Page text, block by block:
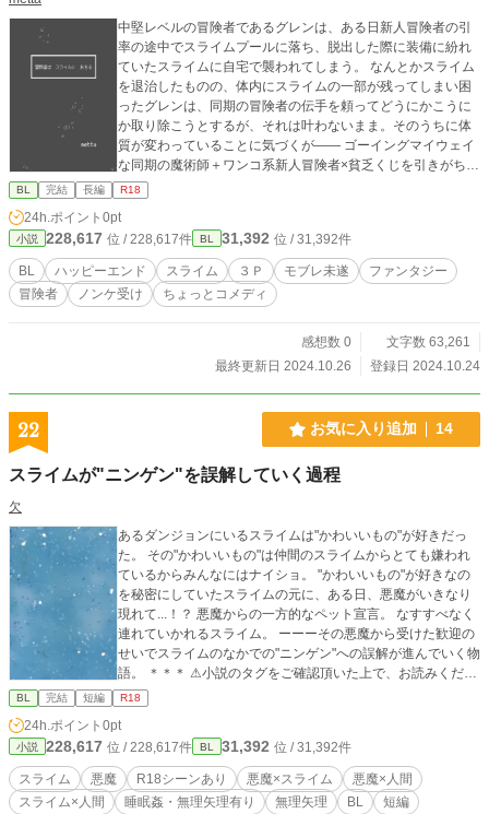
中堅レベルの冒険者であるグレンは、ある日新人冒険者の引
率の途中でスライムプールに落ち、脱出した際に装備に紛れ
ていたスライムに自宅で襲われてしまう。 なんとかスライム
を退治したものの、体内にスライムの一部が残ってしまい困
ったグレンは、同期の冒険者の伝手を頼ってどうにかこうに
か取り除こうとするが、それは叶わないまま。そのうちに体
質が変わっていることに気づくが―― ゴーイングマイウェイ
な同期の魔術師＋ワンコ系新人冒険者×貧乏くじを引きがちな
中堅冒険者 ・スライム姦から始まって最終３Ｐのハッピーエ
ンドです。 ・シリアスではないし、暗くもないです。 設定は
あるようでそんなにないので、雰囲気でお読みください。
BL 完結 長編 R18
24h.ポイント 0pt
小説 228,617 位 / 228,617件 BL 31,392 位 / 31,392件
BL ハッピーエンド スライム ３Ｐ モブレ未遂
ファンタジー
冒険者
ノンケ受け ちょっとコメディ
感想数 0
文字数 63,261
最終更新日 2024.10.26
登録日 2024.10.24
22 お気に入り追加 14
スライムが"ニンゲン"を誤解していく過程
欠
あるダンジョンにいるスライムは"かわいいもの"が好きだっ
た。 その"かわいいもの"は仲間のスライムからとても嫌われ
ているからみんなにはナイショ。 "かわいいもの"が好きなの
を秘密にしていたスライムの元に、ある日、悪魔がいきなり
現れて...！？ 悪魔からの一方的なペット宣言。 なすすべなく
連れていかれるスライム。 ーーーその悪魔から受けた歓迎の
せいでスライムのなかでの"ニンゲン"への誤解が進んでいく物
語。 ＊＊＊ ⚠︎小説のタグをご確認頂いた上で、お読みくださ
いますようお願い致します。 ⚠︎悪魔×スライム、悪魔×人間、
スライム×人間、R18シーンや無理矢理表現あり、など要素が
てんこ盛りです。 ⚠︎全体的にR18シーンだらけです。ご了承
下さい。 随時、加筆修正すると思いますm(__)m 最後までお
読み頂きありがとうございました。
BL 完結 短編 R18
24h.ポイント 0pt
小説 228,617 位 / 228,617件 BL 31,392 位 / 31,392件
スライム 悪魔 R18シーンあり 悪魔×スライム
悪魔×人間
スライム×人間
睡眠姦・無理矢理有り 無理矢理 BL 短編